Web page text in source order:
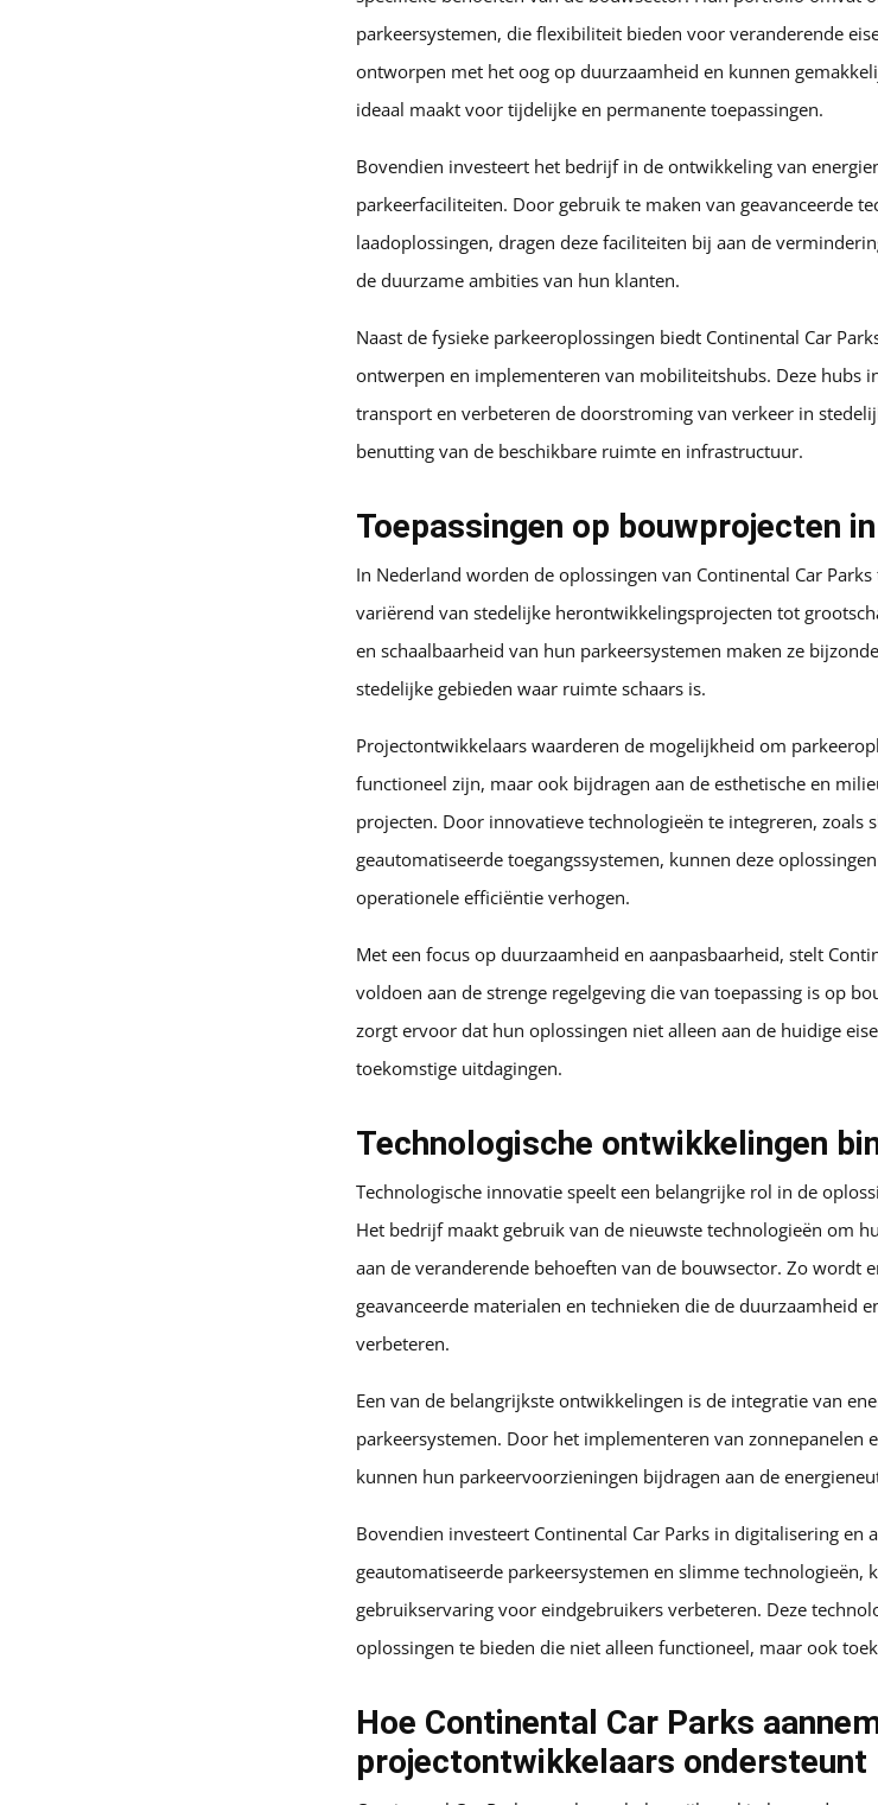
parkeersystemen, die flexibiliteit bieden voor veranderende
ontworpen met het oog op duurzaamheid en kunnen
ideaal maakt voor tijdelijke en permanente toepassingen.
Bovendien investeert het bedrijf in de ontwikkeling van
parkeerfaciliteiten. Door gebruik te maken van geavanceerde
laadoplossingen, dragen deze faciliteiten bij aan de
de duurzame ambities van hun klanten.
Naast de fysieke parkeeroplossingen biedt Continental Car
ontwerpen en implementeren van mobiliteitshubs. Deze hubs
transport en verbeteren de doorstroming van verkeer in
benutting van de beschikbare ruimte en infrastructuur.
Toepassingen op bouwprojecten
In Nederland worden de oplossingen van Continental Car
variërend van stedelijke herontwikkelingsprojecten tot
en schaalbaarheid van hun parkeersystemen maken ze
stedelijke gebieden waar ruimte schaars is.
Projectontwikkelaars waarderen de mogelijkheid om
functioneel zijn, maar ook bijdragen aan de esthetische en
projecten. Door innovatieve technologieën te integreren, zoals
geautomatiseerde toegangssystemen, kunnen deze
operationele efficiëntie verhogen.
Met een focus op duurzaamheid en aanpasbaarheid, stelt
voldoen aan de strenge regelgeving die van toepassing is op
zorgt ervoor dat hun oplossingen niet alleen aan de huidige
toekomstige uitdagingen.
Technologische ontwikkelingen
Technologische innovatie speelt een belangrijke rol in de
Het bedrijf maakt gebruik van de nieuwste technologieën om
aan de veranderende behoeften van de bouwsector. Zo wordt
geavanceerde materialen en technieken die de duurzaamheid
verbeteren.
Een van de belangrijkste ontwikkelingen is de integratie van
parkeersystemen. Door het implementeren van zonnepanelen
kunnen hun parkeervoorzieningen bijdragen aan de
Bovendien investeert Continental Car Parks in digitalisering
geautomatiseerde parkeersystemen en slimme technologieën,
gebruikservaring voor eindgebruikers verbeteren. Deze
oplossingen te bieden die niet alleen functioneel, maar ook
Hoe Continental Car Parks
projectontwikkelaars ondersteunt